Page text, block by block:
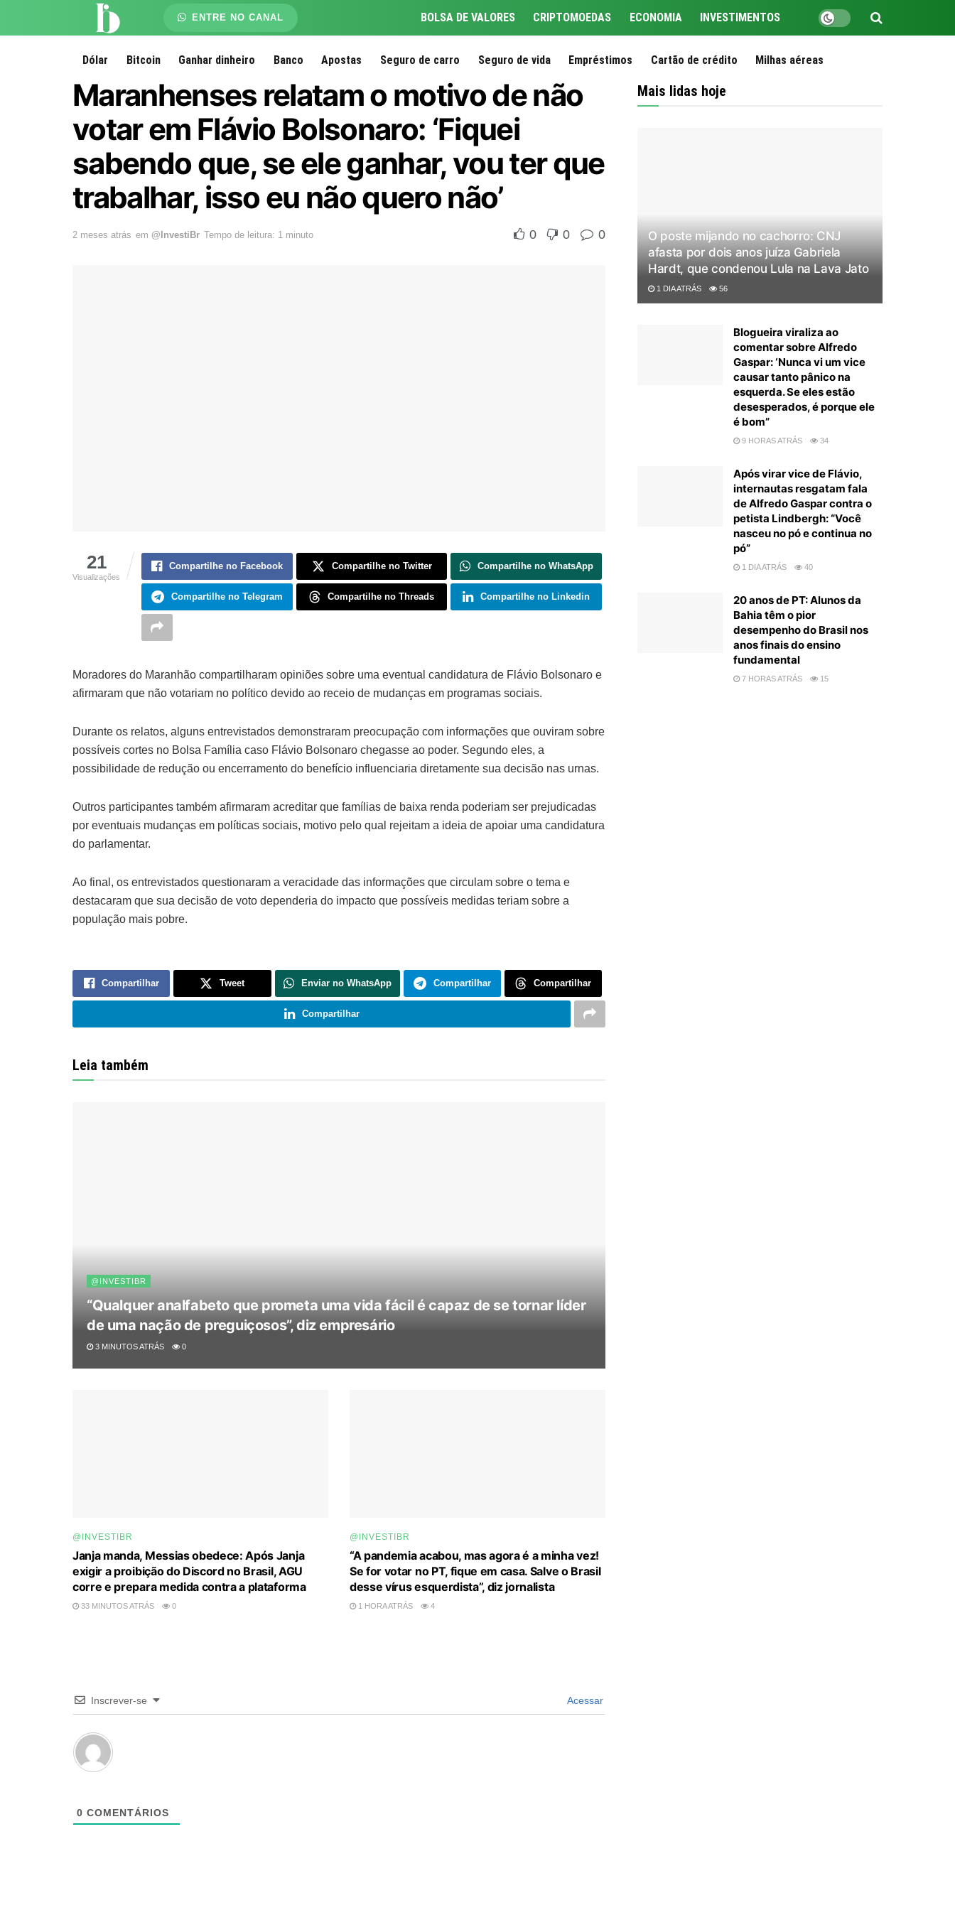
ENTRE NO CANAL BOLSA DE VALORES CRIPTOMOEDAS ECONOMIA INVESTIMENTOS
Dólar Bitcoin Ganhar dinheiro Banco Apostas Seguro de carro Seguro de vida Empréstimos Cartão de crédito Milhas aéreas
Maranhenses relatam o motivo de não
votar em Flávio Bolsonaro: ‘Fiquei
sabendo que, se ele ganhar, vou ter que
trabalhar, isso eu não quero não’
2 meses atrás em @InvestiBr Tempo de leitura: 1 minuto 0 0 0
21
Visualizações
Compartilhe no Facebook Compartilhe no Twitter Compartilhe no WhatsApp
Compartilhe no Telegram Compartilhe no Threads Compartilhe no Linkedin
Moradores do Maranhão compartilharam opiniões sobre uma eventual candidatura de Flávio Bolsonaro e
afirmaram que não votariam no político devido ao receio de mudanças em programas sociais.
Durante os relatos, alguns entrevistados demonstraram preocupação com informações que ouviram sobre
possíveis cortes no Bolsa Família caso Flávio Bolsonaro chegasse ao poder. Segundo eles, a
possibilidade de redução ou encerramento do benefício influenciaria diretamente sua decisão nas urnas.
Outros participantes também afirmaram acreditar que famílias de baixa renda poderiam ser prejudicadas
por eventuais mudanças em políticas sociais, motivo pelo qual rejeitam a ideia de apoiar uma candidatura
do parlamentar.
Ao final, os entrevistados questionaram a veracidade das informações que circulam sobre o tema e
destacaram que sua decisão de voto dependeria do impacto que possíveis medidas teriam sobre a
população mais pobre.
Compartilhar Tweet Enviar no WhatsApp Compartilhar Compartilhar
Compartilhar
Leia também
@INVESTIBR
“Qualquer analfabeto que prometa uma vida fácil é capaz de se tornar líder
de uma nação de preguiçosos”, diz empresário
3 MINUTOS ATRÁS 0
@INVESTIBR
Janja manda, Messias obedece: Após Janja
exigir a proibição do Discord no Brasil, AGU
corre e prepara medida contra a plataforma
33 MINUTOS ATRÁS 0
@INVESTIBR
“A pandemia acabou, mas agora é a minha vez!
Se for votar no PT, fique em casa. Salve o Brasil
desse vírus esquerdista”, diz jornalista
1 HORA ATRÁS 4
Inscrever-se Acessar
0 COMENTÁRIOS
Mais lidas hoje
O poste mijando no cachorro: CNJ
afasta por dois anos juíza Gabriela
Hardt, que condenou Lula na Lava Jato
1 DIA ATRÁS 56
Blogueira viraliza ao
comentar sobre Alfredo
Gaspar: ‘Nunca vi um vice
causar tanto pânico na
esquerda. Se eles estão
desesperados, é porque ele
é bom”
9 HORAS ATRÁS 34
Após virar vice de Flávio,
internautas resgatam fala
de Alfredo Gaspar contra o
petista Lindbergh: “Você
nasceu no pó e continua no
pó”
1 DIA ATRÁS 40
20 anos de PT: Alunos da
Bahia têm o pior
desempenho do Brasil nos
anos finais do ensino
fundamental
7 HORAS ATRÁS 15